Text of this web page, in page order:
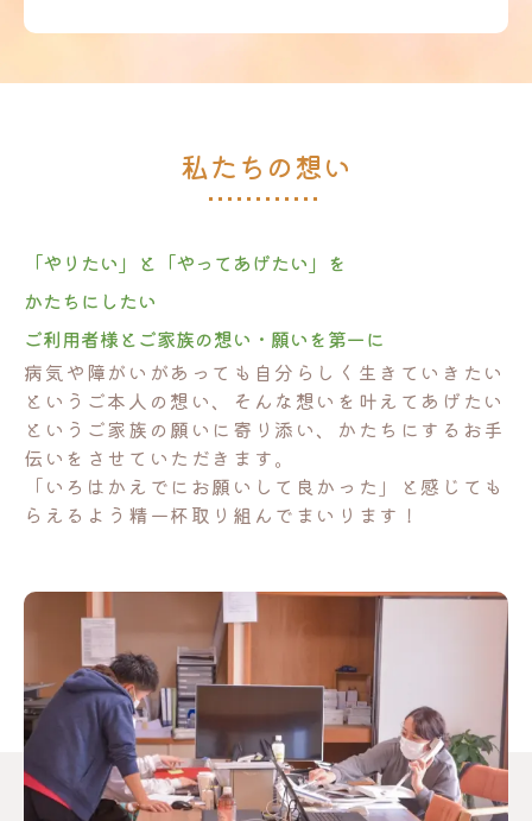
私たちの想い
「やりたい」と「やってあげたい」を
かたちにしたい
ご利用者様とご家族の想い・願いを第一に
病気や障がいがあっても自分らしく生きていきたい
というご本人の想い、そんな想いを叶えてあげたい
というご家族の願いに寄り添い、かたちにするお手
伝いをさせていただきます。
「いろはかえでにお願いして良かった」と感じても
らえるよう精一杯取り組んでまいります！